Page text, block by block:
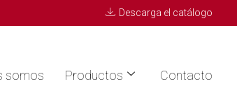
Descarga el catálogo
somos Productos Contacto